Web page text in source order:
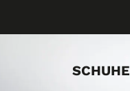
SCHUHE